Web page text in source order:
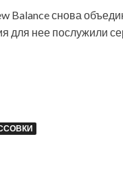
Balance снова
для нее послужили